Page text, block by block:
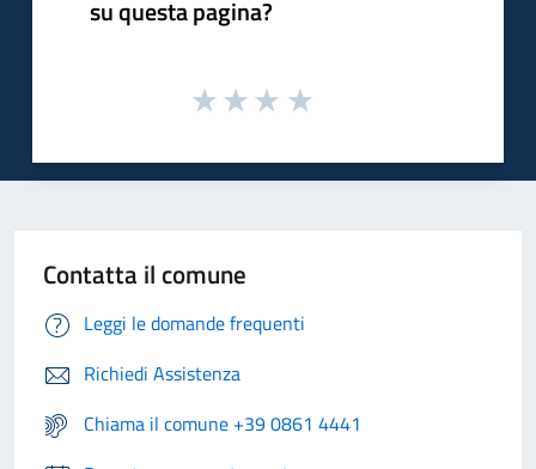
su questa pagina?
Contatta il comune
Leggi le domande frequenti
Richiedi Assistenza
Chiama il comune +39 0861 4441